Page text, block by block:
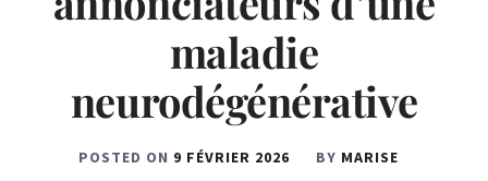
maladie
neurodégénérative
POSTED ON 9 FÉVRIER 2026 BY MARISE